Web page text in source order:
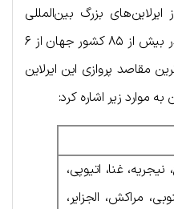
بزرگ بین‌المللی
است که به بیش از ۱۸۰ مقصد در بیش از ۸۵ کشور جهان از ۶
مقاصد پروازی این ایرلاین
موارد زیر اشاره کرد:
غنا، اتیوپی،
مراکش، الجزایر،